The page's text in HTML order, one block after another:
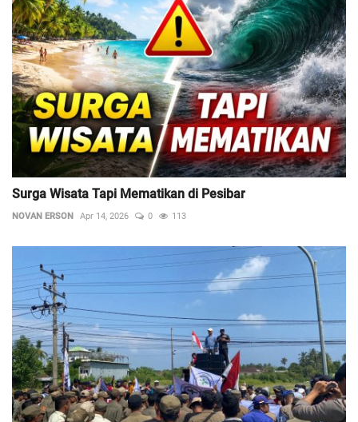
Surga Wisata Tapi Mematikan di Pesibar
NOVAN ERSON Apr 14, 2026 0 113